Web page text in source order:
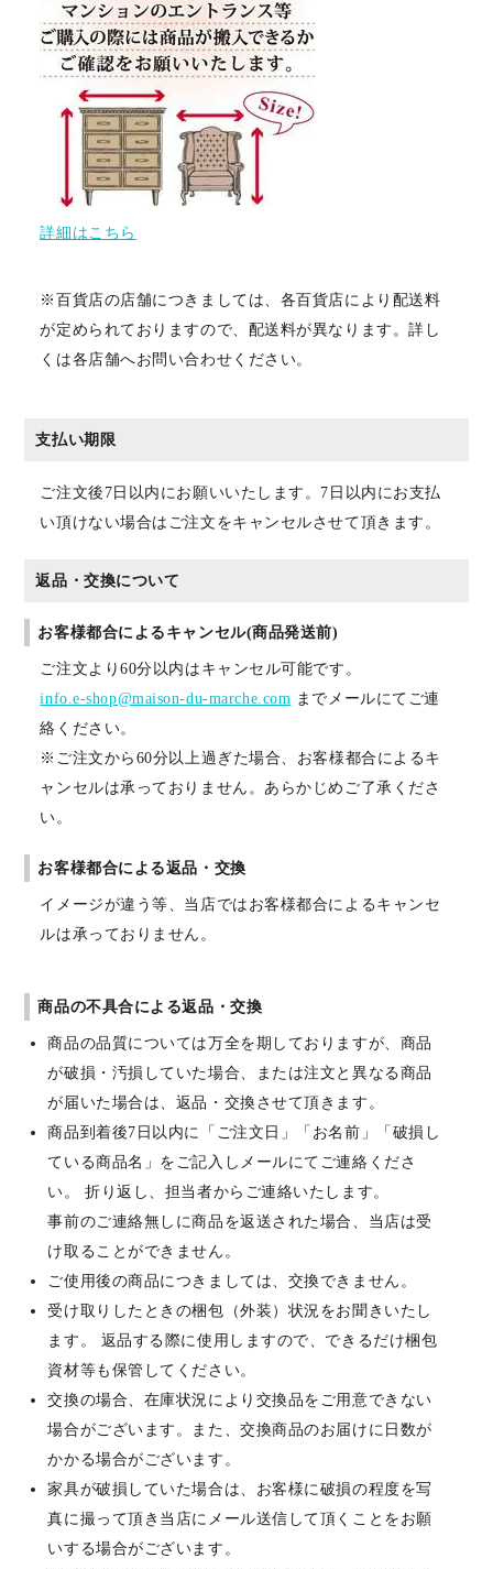
詳細はこちら
※百貨店の店舗につきましては、各百貨店により配送料
が定められておりますので、配送料が異なります。詳し
くは各店舗へお問い合わせください。
支払い期限
ご注文後7日以内にお願いいたします。7日以内にお支払
い頂けない場合はご注文をキャンセルさせて頂きます。
返品・交換について
お客様都合によるキャンセル(商品発送前)
ご注文より60分以内はキャンセル可能です。
info.e-shop@maison-du-marche.com までメールにてご連
絡ください。
※ご注文から60分以上過ぎた場合、お客様都合によるキ
ャンセルは承っておりません。あらかじめご了承くださ
い。
お客様都合による返品・交換
イメージが違う等、当店ではお客様都合によるキャンセ
ルは承っておりません。
商品の不具合による返品・交換
商品の品質については万全を期しておりますが、商品
が破損・汚損していた場合、または注文と異なる商品
が届いた場合は、返品・交換させて頂きます。
商品到着後7日以内に「ご注文日」「お名前」「破損し
ている商品名」をご記入しメールにてご連絡くださ
い。 折り返し、担当者からご連絡いたします。
事前のご連絡無しに商品を返送された場合、当店は受
け取ることができません。
ご使用後の商品につきましては、交換できません。
受け取りしたときの梱包（外装）状況をお聞きいたし
ます。 返品する際に使用しますので、できるだけ梱包
資材等も保管してください。
交換の場合、在庫状況により交換品をご用意できない
場合がございます。また、交換商品のお届けに日数が
かかる場合がございます。
家具が破損していた場合は、お客様に破損の程度を写
真に撮って頂き当店にメール送信して頂くことをお願
いする場合がございます。